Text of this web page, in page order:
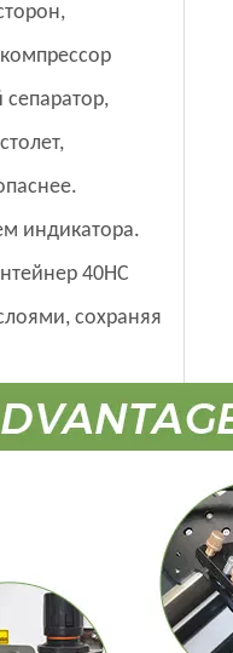
индикатора.
40HC
сохраняя